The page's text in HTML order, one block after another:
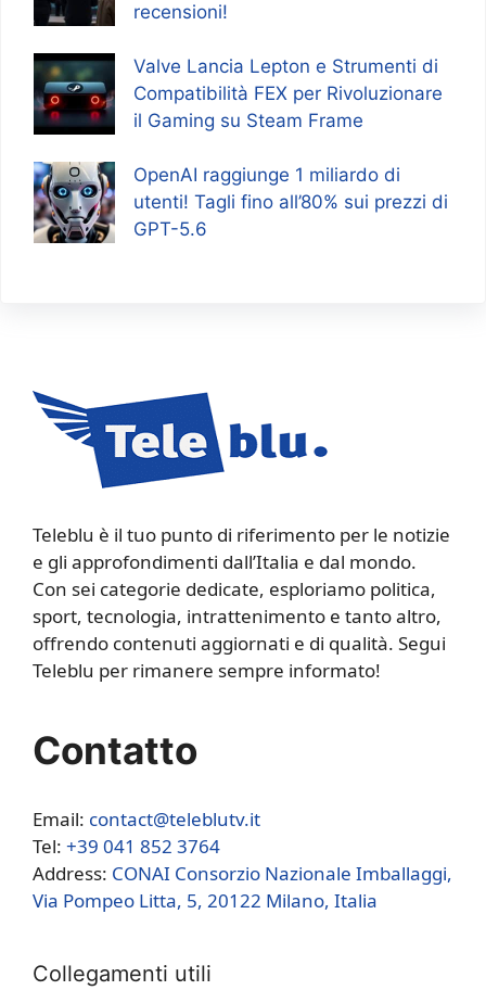
recensioni!
Valve Lancia Lepton e Strumenti di
Compatibilità FEX per Rivoluzionare
il Gaming su Steam Frame
OpenAI raggiunge 1 miliardo di
utenti! Tagli fino all’80% sui prezzi di
GPT-5.6
Teleblu è il tuo punto di riferimento per le notizie
e gli approfondimenti dall’Italia e dal mondo.
Con sei categorie dedicate, esploriamo politica,
sport, tecnologia, intrattenimento e tanto altro,
offrendo contenuti aggiornati e di qualità. Segui
Teleblu per rimanere sempre informato!
Contatto
Email: contact@teleblutv.it
Tel: +39 041 852 3764
Address: CONAI Consorzio Nazionale Imballaggi,
Via Pompeo Litta, 5, 20122 Milano, Italia
Collegamenti utili